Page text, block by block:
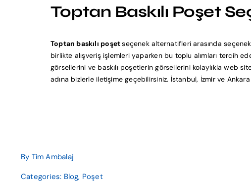
Toptan Baskılı Poşet
Toptan baskılı poşetseçenek alternatifleriarasında
birlikte alışveriş işlemleri yaparken bu toplu alımları tercih
görsellerini ve baskılı poşetlerin görsellerini kolaylıkla web
adına bizlerle iletişime geçebilirsiniz. İstanbul, İzmir ve
By Tim Ambalaj
Categories: Blog, Poşet